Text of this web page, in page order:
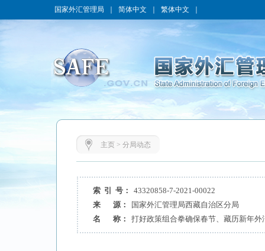
国家外汇管理局 简体中文 繁体中文
主页> 分局动态
索 引 号：
43320858-7-2021-00022
来 源：
国家外汇管理局西藏自治区分局
名 称：
打好政策组合拳确保春节、藏历新年外